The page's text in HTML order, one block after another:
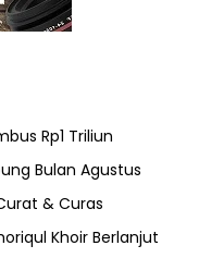
Rp1 Triliun
Bulan Agustus
& Curas
Khoir Berlanjut